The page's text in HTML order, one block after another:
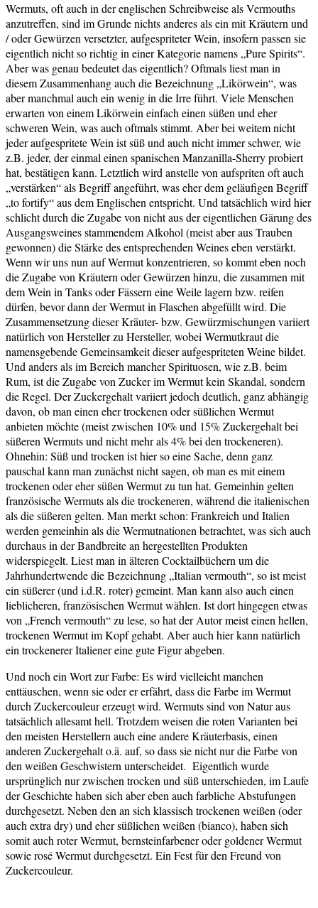
Wermuts, oft auch in der englischen Schreibweise als Vermouths
anzutreffen, sind im Grunde nichts anderes als ein mit Kräutern und
/ oder Gewürzen versetzter, aufgespriteter Wein, insofern passen sie
eigentlich nicht so richtig in einer Kategorie namens „Pure Spirits“.
Aber was genau bedeutet das eigentlich? Oftmals liest man in
diesem Zusammenhang auch die Bezeichnung „Likörwein“, was
aber manchmal auch ein wenig in die Irre führt. Viele Menschen
erwarten von einem Likörwein einfach einen süßen und eher
schweren Wein, was auch oftmals stimmt. Aber bei weitem nicht
jeder aufgespritete Wein ist süß und auch nicht immer schwer, wie
z.B. jeder, der einmal einen spanischen Manzanilla-Sherry probiert
hat, bestätigen kann. Letztlich wird anstelle von aufspriten oft auch
„verstärken“ als Begriff angeführt, was eher dem geläufigen Begriff
„to fortify“ aus dem Englischen entspricht. Und tatsächlich wird hier
schlicht durch die Zugabe von nicht aus der eigentlichen Gärung des
Ausgangsweines stammendem Alkohol (meist aber aus Trauben
gewonnen) die Stärke des entsprechenden Weines eben verstärkt.
Wenn wir uns nun auf Wermut konzentrieren, so kommt eben noch
die Zugabe von Kräutern oder Gewürzen hinzu, die zusammen mit
dem Wein in Tanks oder Fässern eine Weile lagern bzw. reifen
dürfen, bevor dann der Wermut in Flaschen abgefüllt wird. Die
Zusammensetzung dieser Kräuter- bzw. Gewürzmischungen variiert
natürlich von Hersteller zu Hersteller, wobei Wermutkraut die
namensgebende Gemeinsamkeit dieser aufgespriteten Weine bildet.
Und anders als im Bereich mancher Spirituosen, wie z.B. beim
Rum, ist die Zugabe von Zucker im Wermut kein Skandal, sondern
die Regel. Der Zuckergehalt variiert jedoch deutlich, ganz abhängig
davon, ob man einen eher trockenen oder süßlichen Wermut
anbieten möchte (meist zwischen 10% und 15% Zuckergehalt bei
süßeren Wermuts und nicht mehr als 4% bei den trockeneren).
Ohnehin: Süß und trocken ist hier so eine Sache, denn ganz
pauschal kann man zunächst nicht sagen, ob man es mit einem
trockenen oder eher süßen Wermut zu tun hat. Gemeinhin gelten
französische Wermuts als die trockeneren, während die italienischen
als die süßeren gelten. Man merkt schon: Frankreich und Italien
werden gemeinhin als die Wermutnationen betrachtet, was sich auch
durchaus in der Bandbreite an hergestellten Produkten
widerspiegelt. Liest man in älteren Cocktailbüchern um die
Jahrhundertwende die Bezeichnung „Italian vermouth“, so ist meist
ein süßerer (und i.d.R. roter) gemeint. Man kann also auch einen
lieblicheren, französischen Wermut wählen. Ist dort hingegen etwas
von „French vermouth“ zu lese, so hat der Autor meist einen hellen,
trockenen Wermut im Kopf gehabt. Aber auch hier kann natürlich
ein trockenerer Italiener eine gute Figur abgeben.
Und noch ein Wort zur Farbe: Es wird vielleicht manchen
enttäuschen, wenn sie oder er erfährt, dass die Farbe im Wermut
durch Zuckercouleur erzeugt wird. Wermuts sind von Natur aus
tatsächlich allesamt hell. Trotzdem weisen die roten Varianten bei
den meisten Herstellern auch eine andere Kräuterbasis, einen
anderen Zuckergehalt o.ä. auf, so dass sie nicht nur die Farbe von
den weißen Geschwistern unterscheidet. Eigentlich wurde
ursprünglich nur zwischen trocken und süß unterschieden, im Laufe
der Geschichte haben sich aber eben auch farbliche Abstufungen
durchgesetzt. Neben den an sich klassisch trockenen weißen (oder
auch extra dry) und eher süßlichen weißen (bianco), haben sich
somit auch roter Wermut, bernsteinfarbener oder goldener Wermut
sowie rosé Wermut durchgesetzt. Ein Fest für den Freund von
Zuckercouleur.